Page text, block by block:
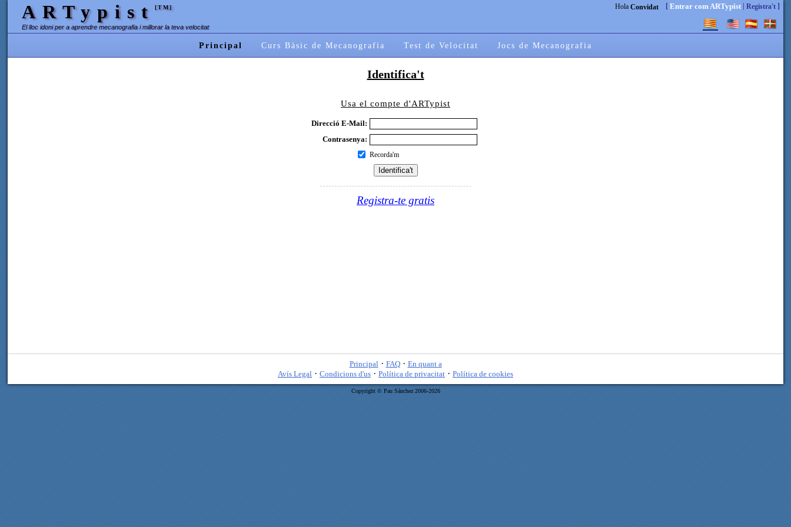
ARTypist[TM]
El lloc idoni per a aprendre mecanografia i millorar la teva velocitat
Hola Convidat [ Entrar com ARTypist| Registra't]
Principal Curs Bàsic de Mecanografia Test de Velocitat Jocs de Mecanografia
Identifica't
Usa el compte d'ARTypist
Direcció E-Mail:
Contrasenya:
Recorda'm
Registra-te gratis
Principal · FAQ· En quant a
Avís Legal · Condicions d'us · Política de privacitat · Política de cookies
Copyright © Pau Sánchez 2006-2026